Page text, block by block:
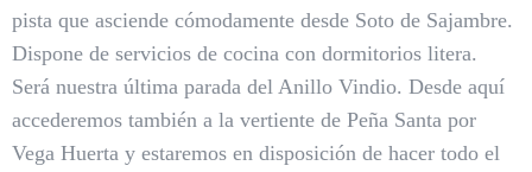
pista que asciende cómodamente desde Soto de Sajambre.
Dispone de servicios de cocina con dormitorios litera.
Será nuestra última parada del Anillo Vindio. Desde aquí
accederemos también a la vertiente de Peña Santa por
Vega Huerta y estaremos en disposición de hacer todo el